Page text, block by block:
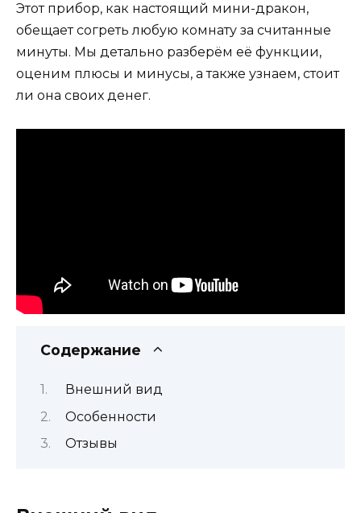
Этот прибор, как настоящий мини-дракон,
обещает согреть любую комнату за считанные
минуты. Мы детально разберём её функции,
оценим плюсы и минусы, а также узнаем, стоит
ли она своих денег.
Содержание
Внешний вид
Особенности
Отзывы